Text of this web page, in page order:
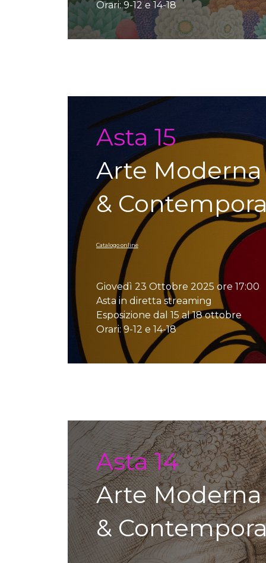
Orari: 9-12 e 14-18
Asta 15
Arte Moderna
&
Catalogo online
Giovedì 23 Ottobre 2025 ore 17:00
Asta in diretta streaming
Esposizione dal 15 al 18 ottobre
Orari: 9-12 e 14-18
Asta 14
Arte Moderna
&
Auction detail